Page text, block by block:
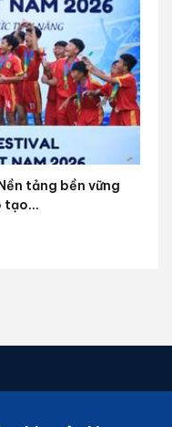
tảng bền vững
tạo...